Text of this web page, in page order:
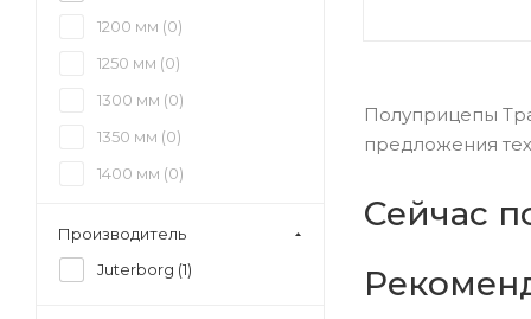
Полуприцепы
предложения
Сейчас
1200 мм (0)
1250 мм (0)
1300 мм (0)
1350 мм (0)
1400 мм (0)
1500 мм (
0 )
Производитель
Juterborg (1)